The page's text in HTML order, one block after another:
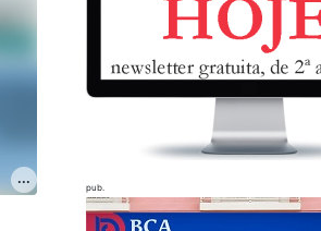
pub.